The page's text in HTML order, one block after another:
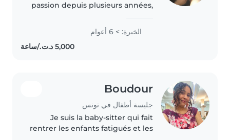
passion depuis plusieurs années,
chaque âge. Expérimenté avec
les enfants à besoins spécifiques,
j'aime créer des moments
الخبرة: > 6 أعوام
Boudour
جليسة أطفال في تونس
Je suis la baby-sitter qui fait
rentrer les enfants fatigués et les